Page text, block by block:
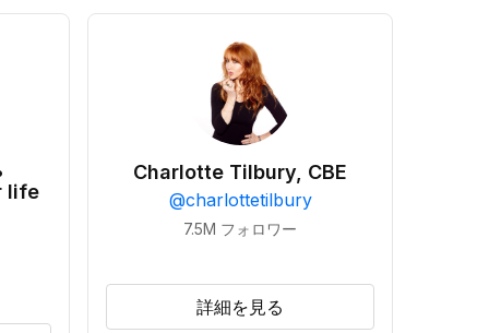
life
Charlotte Tilbury, CBE
@charlottetilbury
7.5M フォロワー
詳細を見る